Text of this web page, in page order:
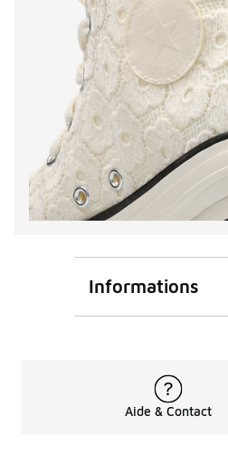
Informations
Aide & Contact